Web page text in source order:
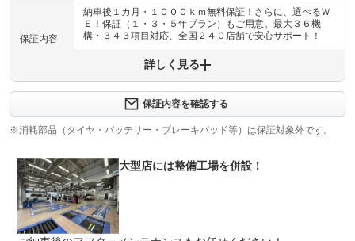
保証内容
納車後１カ月・１０００ｋｍ無料保証！さらに、選べるＷ
Ｅ！保証（１・３・５年プラン）もご用意。最大３６機
構・３４３項目対応、全国２４０店舗で安心サポート！
保証内容について問い合わせる
納車後１ヶ月・１０００ｋｍ以内は３６機構・３４３項目
を保証いたします。詳しくは販売店までお問い合わせ下さ
い。
上限金額
車両本体価格
車両本体価格の５０％まで
免責金 無し
詳しく見る
保証内容を確認する
※消耗部品（タイヤ・バッテリー・ブレーキパッド等）は保証対象外です。
大型店には整備工場を併設！